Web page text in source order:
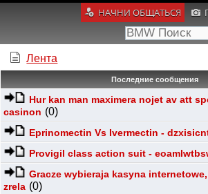
НАЧНИ ОБЩАТЬСЯ
Лента
Последние сообщения
Hur kan man maximera nojet av att
casinon (0)
Eprinomectin Vs Ivermectin -
Provigil class action suit -
Gracze wybieraja kasyna
zrela (0)